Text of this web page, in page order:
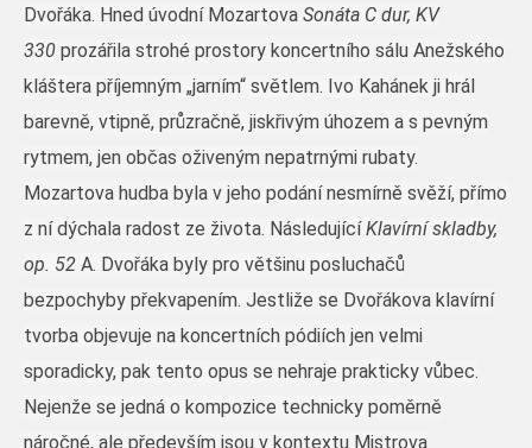
Dvořáka. Hned úvodní Mozartova Sonáta C dur, KV
330 prozářila strohé prostory koncertního sálu Anežského
kláštera příjemným „jarním“ světlem. Ivo Kahánek ji hrál
barevně, vtipně, průzračně, jiskřivým úhozem a s pevným
rytmem, jen občas oživeným nepatrnými rubaty.
Mozartova hudba byla v jeho podání nesmírně svěží, přímo
z ní dýchala radost ze života. NásledujícíKlavírní skladby,
op. 52 A. Dvořáka byly pro většinu posluchačů
bezpochyby překvapením. Jestliže se Dvořákova klavírní
tvorba objevuje na koncertních pódiích jen velmi
sporadicky, pak tento opus se nehraje prakticky vůbec.
Nejenže se jedná o kompozice technicky poměrně
náročné, ale především jsou v kontextu Mistrova